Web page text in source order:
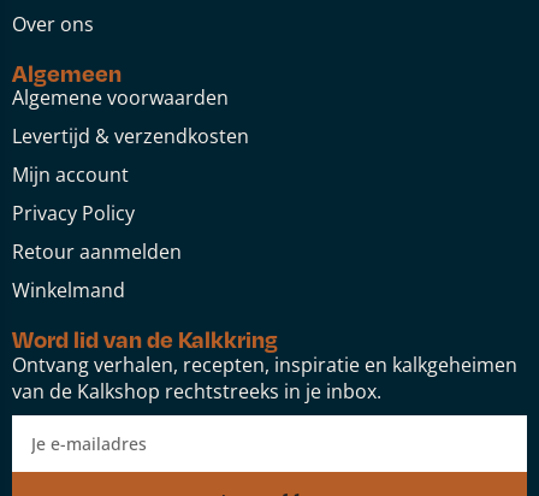
Over ons
Algemeen
Algemene voorwaarden
Levertijd & verzendkosten
Mijn account
Privacy Policy
Retour aanmelden
Winkelmand
Word lid van de Kalkkring
Ontvang verhalen, recepten, inspiratie en kalkgeheimen
van de Kalkshop rechtstreeks in je inbox.